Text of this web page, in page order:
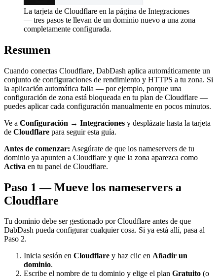
La tarjeta de Cloudflare en la página de Integraciones
— tres pasos te llevan de un dominio nuevo a una zona
completamente configurada.
Resumen
Cuando conectas Cloudflare, DabDash aplica automáticamente un
conjunto de configuraciones de rendimiento y HTTPS a tu zona. Si
la aplicación automática falla — por ejemplo, porque una
configuración de zona está bloqueada en tu plan de Cloudflare —
puedes aplicar cada configuración manualmente en pocos minutos.
Ve a Configuración → Integraciones y desplázate hasta la tarjeta
de Cloudflare para seguir esta guía.
Antes de comenzar: Asegúrate de que los nameservers de tu
dominio ya apunten a Cloudflare y que la zona aparezca como
Activa en tu panel de Cloudflare.
Paso 1 — Mueve los nameservers a
Cloudflare
Tu dominio debe ser gestionado por Cloudflare antes de que
DabDash pueda configurar cualquier cosa. Si ya está allí, pasa al
Paso 2.
Inicia sesión en Cloudflare y haz clic en Añadir un
dominio.
Escribe el nombre de tu dominio y elige el plan Gratuito (o